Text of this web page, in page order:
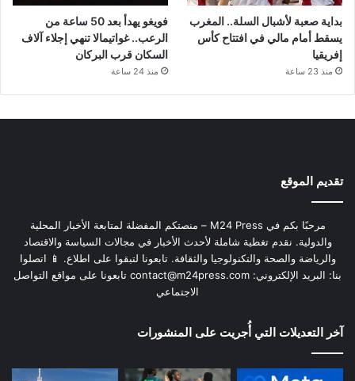
بداية صعبة لأشبال السلة.. المغرب
يسقط أمام مالي في افتتاح كأس
إفريقيا
منذ 23 ساعة
فويغو يهدأ بعد 50 ساعة من
الرعب.. غواتيمالا تنهي إجلاء آلاف
السكان قرب البركان
منذ 24 ساعة
تقديم الموقع
مرحبًا بكم في M24 Press – منصتكم المفضلة لمتابعة الأخبار المحلية
والدولية. نقدم تغطية شاملة لأحدث الأخبار في مجالات السياسة والاقتصاد
والرياضة والصحة والتكنولوجيا والثقافة. تابعونا لتبقوا على اطلاع. 📱 اتصلوا
بنا: البريد الإلكتروني: contact@m24press.com تابعونا على مواقع التواصل
الاجتماعي
آخر التعديلات التي أُجريت على المنشورات